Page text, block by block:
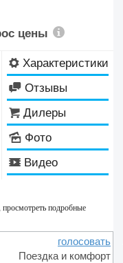
цены
⚙ Характеристики
 Отзывы
 Дилеры
🌄 Фото
🎬 Видео
подробные
голосовать
Поездка и комфорт